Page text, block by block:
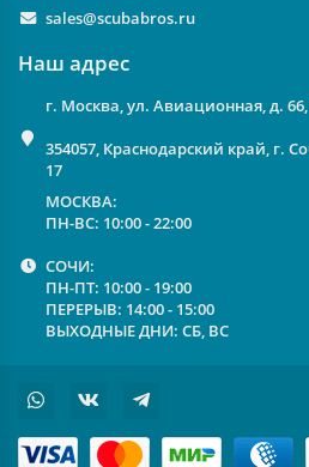
sales@scubabros.ru
Наш адрес
г. Москва, ул. Авиационная, д.
354057, Краснодарский край, г.
17
МОСКВА:
ПН-ВС: 10:00 - 22:00
СОЧИ:
ПН-ПТ: 10:00 - 19:00
ПЕРЕРЫВ: 14:00 - 15:00
ВЫХОДНЫЕ ДНИ: СБ, ВС